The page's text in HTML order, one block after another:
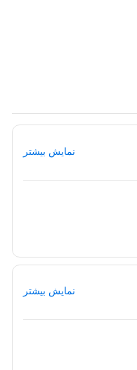
نمایش بیشتر
نمایش بیشتر